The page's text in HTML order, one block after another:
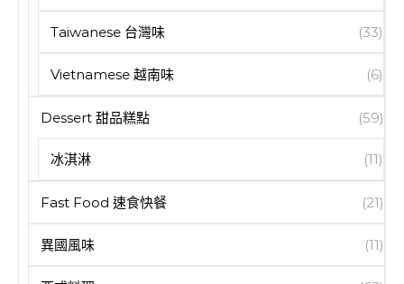
Taiwanese 台灣味 (33)
Vietnamese 越南味 (6)
Dessert 甜品糕點 (59)
冰淇淋 (11)
Fast Food 速食快餐 (21)
異國風味 (11)